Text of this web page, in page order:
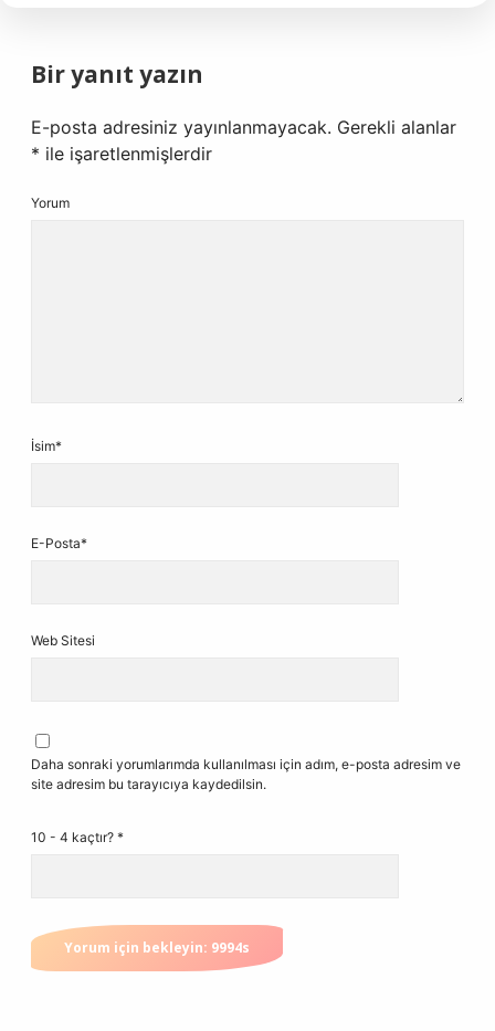
Bir yanıt yazın
E-posta adresiniz yayınlanmayacak. Gerekli alanlar
* ile işaretlenmişlerdir
Yorum
İsim*
E-Posta*
Web Sitesi
Daha sonraki yorumlarımda kullanılması için adım, e-posta adresim ve
site adresim bu tarayıcıya kaydedilsin.
10 - 4 kaçtır? *